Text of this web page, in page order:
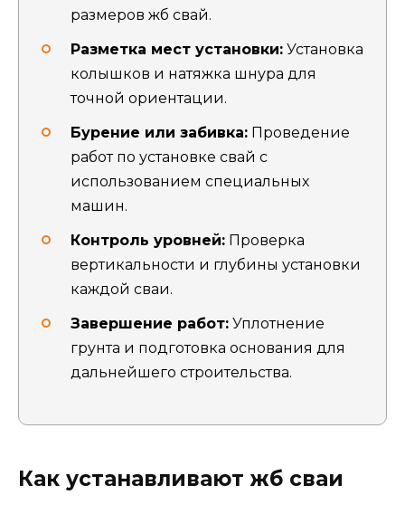
размеров жб свай.
Разметка мест установки: Установка
колышков и натяжка шнура для
точной ориентации.
Бурение или забивка: Проведение
работ по установке свай с
использованием специальных
машин.
Контроль уровней: Проверка
вертикальности и глубины установки
каждой сваи.
Завершение работ: Уплотнение
грунта и подготовка основания для
дальнейшего строительства.
Как устанавливают жб сваи